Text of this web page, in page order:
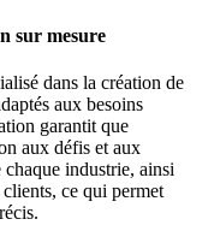
sur mesure
dans la création de
aux besoins
garantit que
aux défis et aux
industrie, ainsi
ce qui permet